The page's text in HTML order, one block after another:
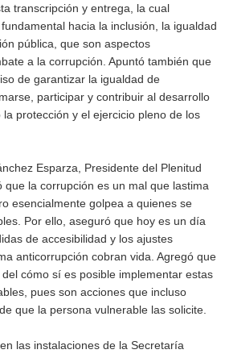
transcripción y entrega, la cual
hacia la inclusión, la igualdad
pública, que son aspectos
a la corrupción. Apuntó también que
de garantizar la igualdad de
participar y contribuir al desarrollo
protección y el ejercicio pleno de los
Esparza, Presidente del Plenitud
que la corrupción es un mal que lastima
esencialmente golpea a quienes se
Por ello, aseguró que hoy es un día
de accesibilidad y los ajustes
anticorrupción cobran vida. Agregó que
cómo sí es posible implementar estas
pues son acciones que incluso
que la persona vulnerable las solicite.
las instalaciones de la Secretaría